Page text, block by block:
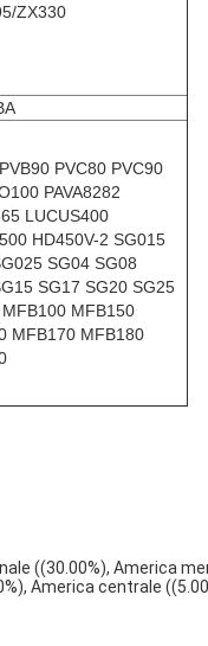
ZX330
PVC80 PVC90
PAVA8282
LUCUS400
HD450V-2 SG015
SG04 SG08
SG17 SG20 SG25
MFB150
MFB170 MFB180
((30.00%), America
America centrale